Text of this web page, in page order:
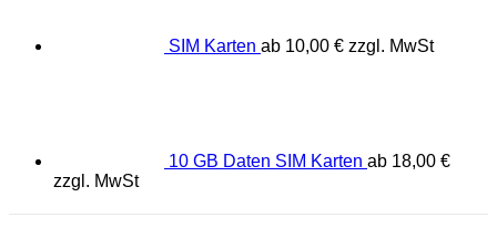
SIM Karten ab 10,00 € zzgl. MwSt
10 GB Daten SIM Karten ab 18,00 €
zzgl. MwSt